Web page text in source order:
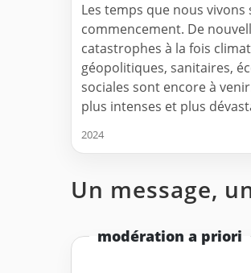
Les temps que nous vivons
commencement. De
catastrophes à la fois
géopolitiques, sanitaires,
sociales sont encore à
plus intenses et plus
2024
Un message,
modération a priori